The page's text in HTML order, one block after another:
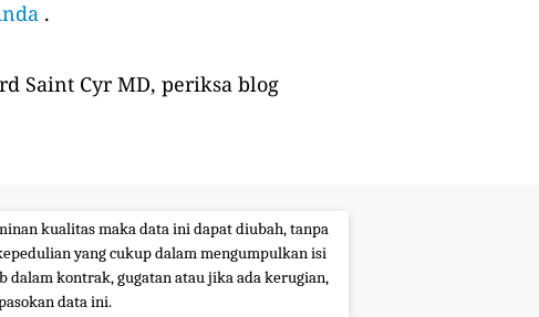
.
Saint Cyr MD, periksa blog
kualitas maka data ini dapat diubah, tanpa
yang cukup dalam mengumpulkan isi
dalam kontrak, gugatan atau jika ada kerugian,
data ini.